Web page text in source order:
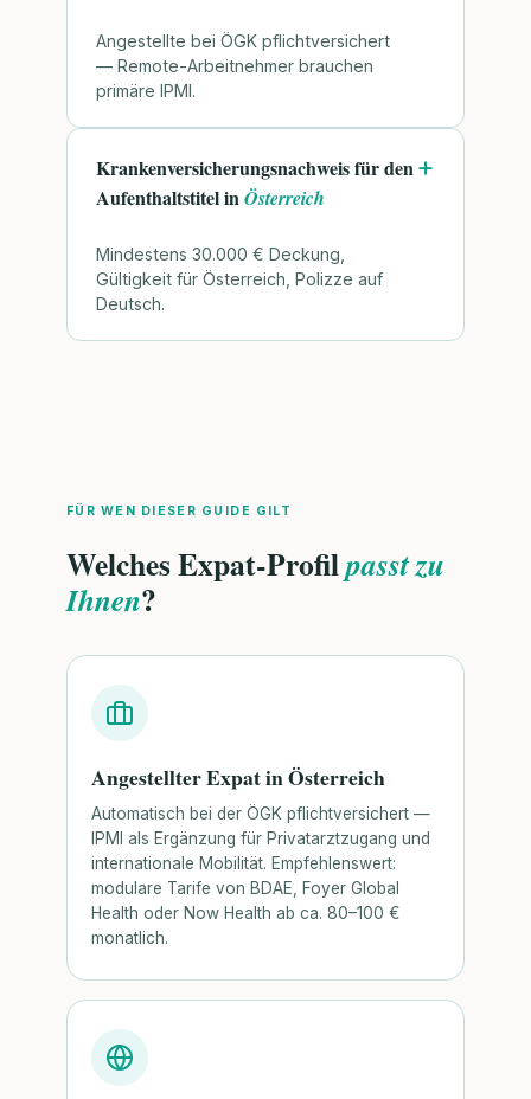
Angestellte bei ÖGK pflichtversichert
— Remote-Arbeitnehmer brauchen
primäre IPMI.
Krankenversicherungsnachweis für den
Aufenthaltstitel inÖsterreich
Mindestens 30.000 € Deckung,
Gültigkeit für Österreich, Polizze auf
Deutsch.
FÜR WEN DIESER GUIDE GILT
Welches Expat-Profilpasst zu
Ihnen?
Angestellter Expat in Österreich
Automatisch bei der ÖGK pflichtversichert —
IPMI als Ergänzung für Privatarztzugang und
internationale Mobilität. Empfehlenswert:
modulare Tarife von BDAE, Foyer Global
Health oder Now Health ab ca. 80–100 €
monatlich.